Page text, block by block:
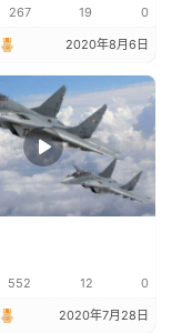
267 19 0
2020年8月6日
552 12 0
2020年7月28日